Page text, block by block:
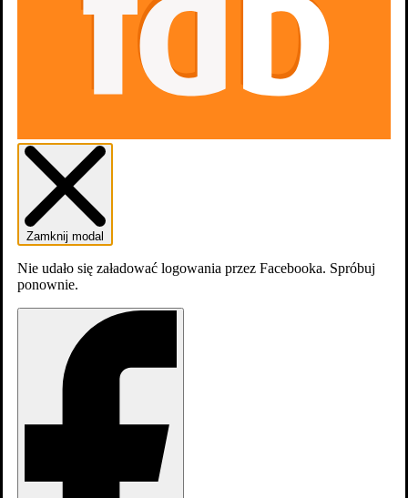
Skocz do wybranego zawodu
Zamknij modal
Nie udało się załadować logowania przez Facebooka. Spróbuj
ponownie.